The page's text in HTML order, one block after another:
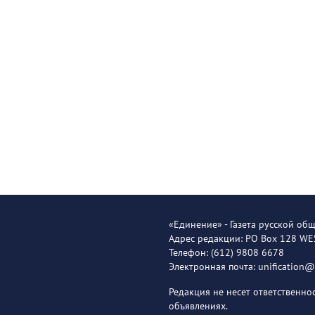
«Единение» - Газета русской
Адрес редакции: PO Box 128
Телефон: (612) 9808 6678
Электронная почта:
Редакция не несет
объявлениях.